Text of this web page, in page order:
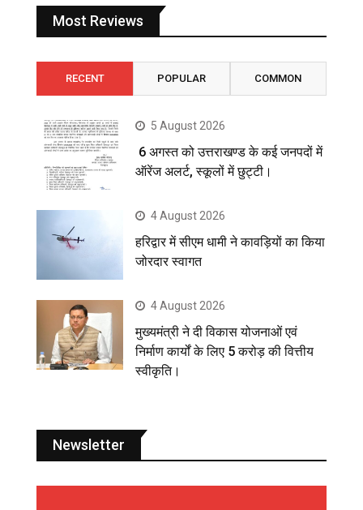
Most Reviews
RECENT POPULAR COMMON
5 August 2026
6 अगस्त को उत्तराखण्ड के कई जनपदों में
ऑरेंज अलर्ट, स्कूलों में छुट्टी।
4 August 2026
हरिद्वार में सीएम धामी ने कावड़ियों का किया
जोरदार स्वागत
4 August 2026
मुख्यमंत्री ने दी विकास योजनाओं एवं
निर्माण कार्यों के लिए 5 करोड़ की वित्तीय
स्वीकृति।
Newsletter